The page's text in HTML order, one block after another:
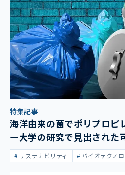
特集記事
海洋由来の菌でポリプロピ
ー大学の研究で見出された
サステナビリティ バイオテクノ